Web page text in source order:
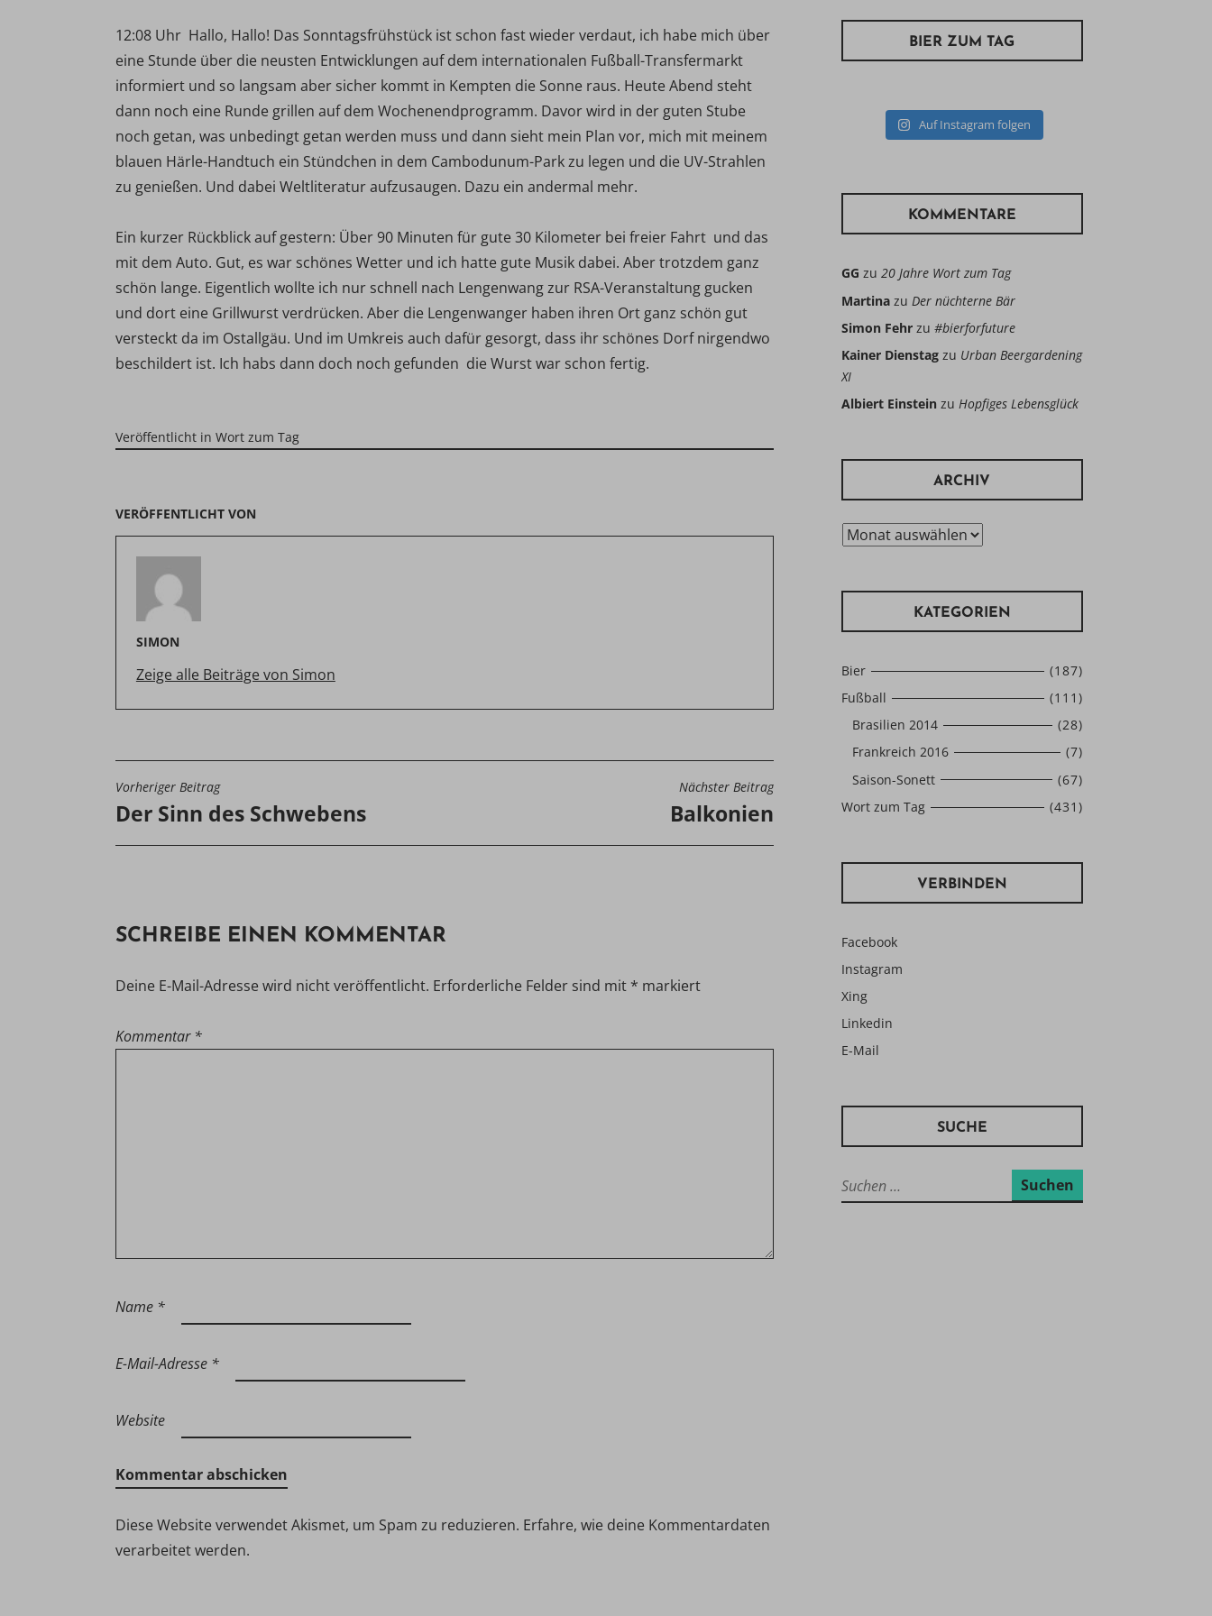
12:08 Uhr  Hallo, Hallo! Das Sonntagsfrühstück ist schon fast wieder verdaut, ich habe mich über
eine Stunde über die neusten Entwicklungen auf dem internationalen Fußball-Transfermarkt
informiert und so langsam aber sicher kommt in Kempten die Sonne raus. Heute Abend steht
dann noch eine Runde grillen auf dem Wochenendprogramm. Davor wird in der guten Stube
noch getan, was unbedingt getan werden muss und dann sieht mein Plan vor, mich mit meinem
blauen Härle-Handtuch ein Stündchen in dem Cambodunum-Park zu legen und die UV-Strahlen
zu genießen. Und dabei Weltliteratur aufzusaugen. Dazu ein andermal mehr.
Ein kurzer Rückblick auf gestern: Über 90 Minuten für gute 30 Kilometer bei freier Fahrt  und das
mit dem Auto. Gut, es war schönes Wetter und ich hatte gute Musik dabei. Aber trotzdem ganz
schön lange. Eigentlich wollte ich nur schnell nach Lengenwang zur RSA-Veranstaltung gucken
und dort eine Grillwurst verdrücken. Aber die Lengenwanger haben ihren Ort ganz schön gut
versteckt da im Ostallgäu. Und im Umkreis auch dafür gesorgt, dass ihr schönes Dorf nirgendwo
beschildert ist. Ich habs dann doch noch gefunden  die Wurst war schon fertig.
Veröffentlicht in Wort zum Tag
VERÖFFENTLICHT VON
SIMON
Zeige alle Beiträge von Simon
BEITRAGSNAVIGATION
Vorheriger Beitrag
Der Sinn des Schwebens
Nächster Beitrag
Balkonien
SCHREIBE EINEN KOMMENTAR
Deine E-Mail-Adresse wird nicht veröffentlicht. Erforderliche Felder sind mit * markiert
Kommentar *
Name *
E-Mail-Adresse *
Website
Diese Website verwendet Akismet, um Spam zu reduzieren. Erfahre, wie deine Kommentardaten
verarbeitet werden.
BIER ZUM TAG
Auf Instagram folgen
KOMMENTARE
GG zu 20 Jahre Wort zum Tag
Martinazu Der nüchterne Bär
Simon Fehrzu #bierforfuture
Kainer Dienstagzu Urban Beergardening
XI
Albiert Einsteinzu Hopfiges Lebensglück
ARCHIV
Archiv
KATEGORIEN
Bier
(187)
Fußball
(111)
Brasilien 2014
(28)
Frankreich 2016
(7)
Saison-Sonett
(67)
Wort zum Tag
(431)
VERBINDEN
Facebook
Instagram
Xing
Linkedin
E-Mail
SUCHE
Suchen
nach: